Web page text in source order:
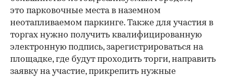
это парковочные места в наземном
неотапливаемом паркинге. Также для участия в
торгах нужно получить квалифицированную
электронную подпись, зарегистрироваться на
площадке, где будут проходить торги, направить
заявку на участие, прикрепить нужные